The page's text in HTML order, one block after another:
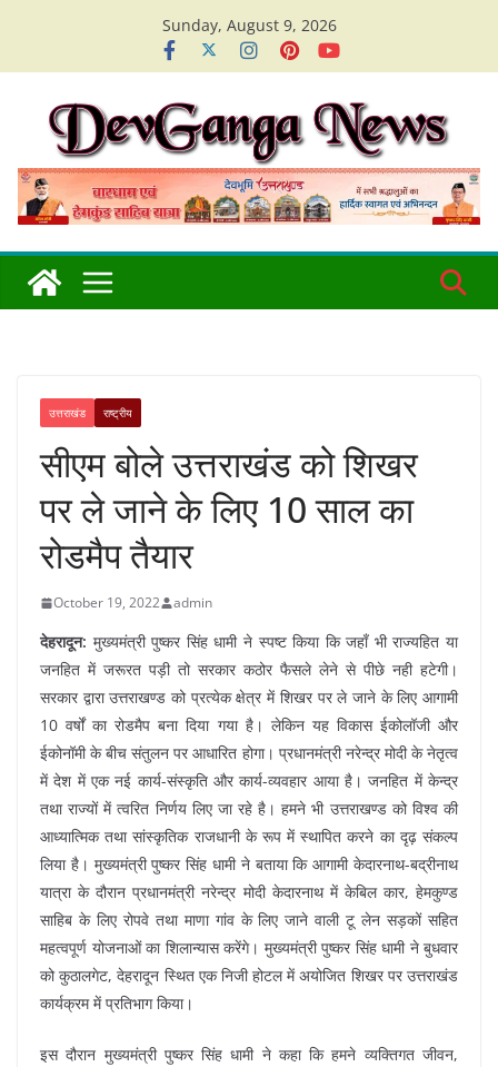
content
Sunday, August 9, 2026
उत्तराखंड राष्ट्रीय
सीएम बोले उत्तराखंड को शिखर
पर ले जाने के लिए 10 साल का
रोडमैप तैयार
October 19, 2022 admin
देहरादून: मुख्यमंत्री पुष्कर सिंह धामी ने स्पष्ट किया कि जहाँ भी राज्यहित या
जनहित में जरूरत पड़ी तो सरकार कठोर फैसले लेने से पीछे नही हटेगी।
सरकार द्वारा उत्तराखण्ड को प्रत्येक क्षेत्र में शिखर पर ले जाने के लिए आगामी
10 वर्षों का रोडमैप बना दिया गया है। लेकिन यह विकास ईकोलॉजी और
ईकोनॉमी के बीच संतुलन पर आधारित होगा। प्रधानमंत्री नरेन्द्र मोदी के नेतृत्व
में देश में एक नई कार्य-संस्कृति और कार्य-व्यवहार आया है। जनहित में केन्द्र
तथा राज्यों में त्वरित निर्णय लिए जा रहे है। हमने भी उत्तराखण्ड को विश्व की
आध्यात्मिक तथा सांस्कृतिक राजधानी के रूप में स्थापित करने का दृढ़ संकल्प
लिया है। मुख्यमंत्री पुष्कर सिंह धामी ने बताया कि आगामी केदारनाथ-बद्रीनाथ
यात्रा के दौरान प्रधानमंत्री नरेन्द्र मोदी केदारनाथ में केबिल कार, हेमकुण्ड
साहिब के लिए रोपवे तथा माणा गांव के लिए जाने वाली टू लेन सड़कों सहित
महत्वपूर्ण योजनाओं का शिलान्यास करेंगे। मुख्यमंत्री पुष्कर सिंह धामी ने बुधवार
को कुठालगेट, देहरादून स्थित एक निजी होटल में अयोजित शिखर पर उत्तराखंड
कार्यक्रम में प्रतिभाग किया।
इस दौरान मुख्यमंत्री पुष्कर सिंह धामी ने कहा कि हमने व्यक्तिगत जीवन,